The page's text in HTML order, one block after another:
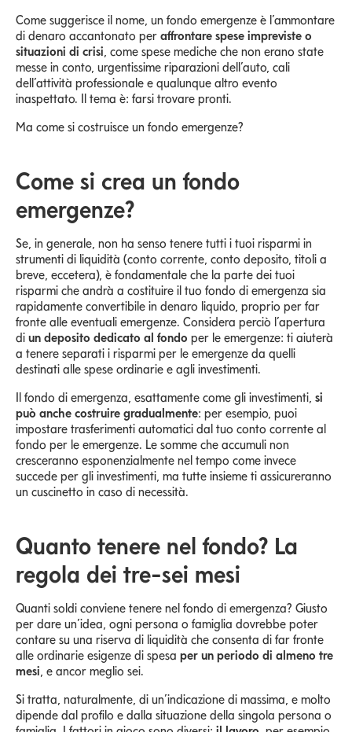
Come suggerisce il nome, un fondo emergenze è l’ammontare
di denaro accantonato per affrontare spese impreviste o
situazioni di crisi , come spese mediche che non erano state
messe in conto, urgentissime riparazioni dell’auto, cali
dell’attività professionale e qualunque altro evento
inaspettato. Il tema è: farsi trovare pronti.
Ma come si costruisce un fondo emergenze?
Come si crea un fondo
emergenze?
Se, in generale, non ha senso tenere tutti i tuoi risparmi in
strumenti di liquidità (conto corrente, conto deposito, titoli a
breve, eccetera), è fondamentale che la parte dei tuoi
risparmi che andrà a costituire il tuo fondo di emergenza sia
rapidamente convertibile in denaro liquido, proprio per far
fronte alle eventuali emergenze. Considera perciò l’apertura
di un deposito dedicato al fondo per le emergenze: ti aiuterà
a tenere separati i risparmi per le emergenze da quelli
destinati alle spese ordinarie e agli investimenti.
Il fondo di emergenza, esattamente come gli investimenti, si
può anche costruire gradualmente: per esempio, puoi
impostare trasferimenti automatici dal tuo conto corrente al
fondo per le emergenze. Le somme che accumuli non
cresceranno esponenzialmente nel tempo come invece
succede per gli investimenti, ma tutte insieme ti assicureranno
un cuscinetto in caso di necessità.
Quanto tenere nel fondo? La
regola dei tre-sei mesi
Quanti soldi conviene tenere nel fondo di emergenza? Giusto
per dare un’idea, ogni persona o famiglia dovrebbe poter
contare su una riserva di liquidità che consenta di far fronte
alle ordinarie esigenze di spesa per un periodo di almeno tre
mesi , e ancor meglio sei.
Si tratta, naturalmente, di un’indicazione di massima, e molto
dipende dal profilo e dalla situazione della singola persona o